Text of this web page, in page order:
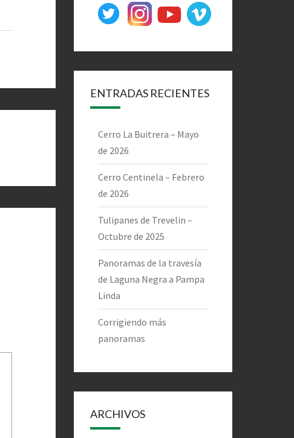
ENTRADAS RECIENTES
Cerro La Buitrera – Mayo
de 2026
Cerro Centinela – Febrero
de 2026
Tulipanes de Trevelin –
Octubre de 2025
Panoramas de la travesía
de Laguna Negra a Pampa
Linda
Corrigiendo más
panoramas
ARCHIVOS